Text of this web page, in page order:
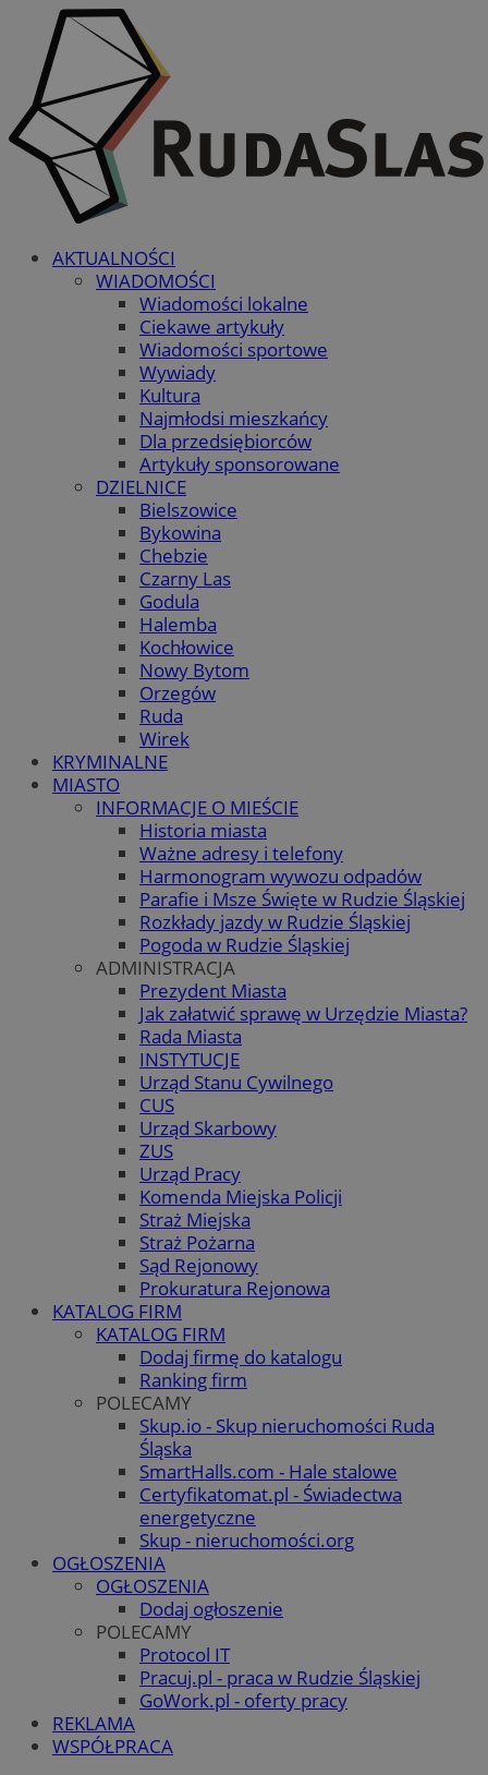
AKTUALNOŚCI
WIADOMOŚCI
Wiadomości lokalne
Ciekawe artykuły
Wiadomości sportowe
Wywiady
Kultura
Najmłodsi mieszkańcy
Dla przedsiębiorców
Artykuły sponsorowane
DZIELNICE
Bielszowice
Bykowina
Chebzie
Czarny Las
Godula
Halemba
Kochłowice
Nowy Bytom
Orzegów
Ruda
Wirek
KRYMINALNE
MIASTO
INFORMACJE O MIEŚCIE
Historia miasta
Ważne adresy i telefony
Harmonogram wywozu odpadów
Parafie i Msze Święte w Rudzie Śląskiej
Rozkłady jazdy w Rudzie Śląskiej
Pogoda w Rudzie Śląskiej
ADMINISTRACJA
Prezydent Miasta
Jak załatwić sprawę w Urzędzie Miasta?
Rada Miasta
INSTYTUCJE
Urząd Stanu Cywilnego
CUS
Urząd Skarbowy
ZUS
Urząd Pracy
Komenda Miejska Policji
Straż Miejska
Straż Pożarna
Sąd Rejonowy
Prokuratura Rejonowa
KATALOG FIRM
KATALOG FIRM
Dodaj firmę do katalogu
Ranking firm
POLECAMY
Skup.io - Skup nieruchomości Ruda
Śląska
SmartHalls.com - Hale stalowe
Certyfikatomat.pl - Świadectwa
energetyczne
Skup - nieruchomości.org
OGŁOSZENIA
OGŁOSZENIA
Dodaj ogłoszenie
POLECAMY
Protocol IT
Pracuj.pl - praca w Rudzie Śląskiej
GoWork.pl - oferty pracy
REKLAMA
WSPÓŁPRACA